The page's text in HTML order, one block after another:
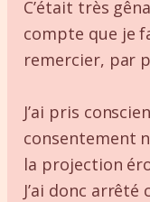
C’était très
compte que je
remercier, par
J’ai pris
consentement
la projection
J’ai donc